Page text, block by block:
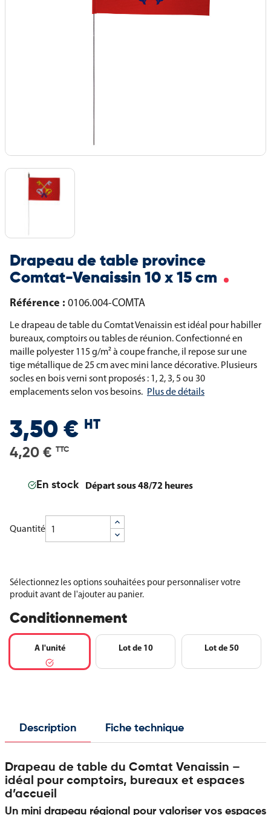
Drapeau de table province
Comtat-Venaissin 10 x 15 cm
Référence : 0106.004-COMTA
Le drapeau de table du Comtat Venaissin est idéal pour habiller
bureaux, comptoirs ou tables de réunion. Confectionné en
maille polyester 115 g/m² à coupe franche, il repose sur une
tige métallique de 25 cm avec mini lance décorative. Plusieurs
socles en bois verni sont proposés : 1, 2, 3, 5 ou 30
emplacements selon vos besoins. Plus de détails
3,50 € HT
4,20 € TTC
En stock Départ sous 48/72 heures
Quantité
Sélectionnez les options souhaitées pour personnaliser votre
produit avant de l'ajouter au panier.
Conditionnement
A l'unité Lot de 10 Lot de 50
Description Fiche technique
Drapeau de table du Comtat Venaissin –
idéal pour comptoirs, bureaux et espaces
d’accueil
Un mini drapeau régional pour valoriser vos espaces